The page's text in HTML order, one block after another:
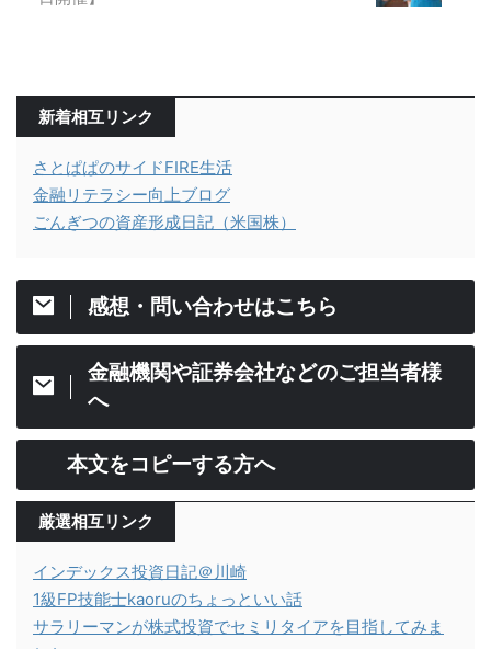
新着相互リンク
さとぱぱのサイドFIRE生活
金融リテラシー向上ブログ
ごんぎつの資産形成日記（米国株）
感想・問い合わせはこちら
金融機関や証券会社などのご担当者様
へ
本文をコピーする方へ
厳選相互リンク
インデックス投資日記＠川崎
1級FP技能士kaoruのちょっといい話
サラリーマンが株式投資でセミリタイアを目指してみま